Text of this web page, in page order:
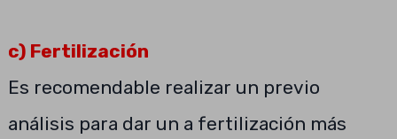
c) Fertilización
Es recomendable realizar un previo
análisis para dar un a fertilización más